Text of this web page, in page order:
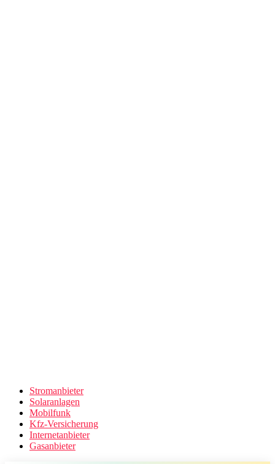
Stromanbieter
Solaranlagen
Mobilfunk
Kfz-Versicherung
Internetanbieter
Gasanbieter